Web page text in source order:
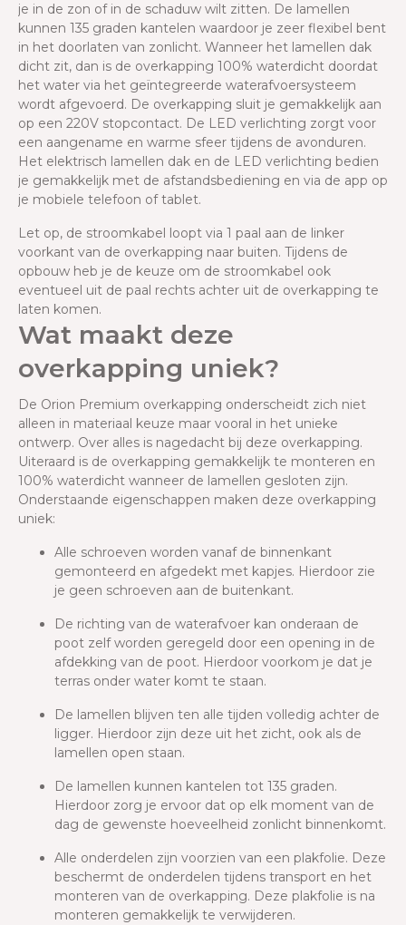
je in de zon of in de schaduw wilt zitten. De lamellen
kunnen 135 graden kantelen waardoor je zeer flexibel bent
in het doorlaten van zonlicht. Wanneer het lamellen dak
dicht zit, dan is de overkapping 100% waterdicht doordat
het water via het geïntegreerde waterafvoersysteem
wordt afgevoerd. De overkapping sluit je gemakkelijk aan
op een 220V stopcontact. De LED verlichting zorgt voor
een aangename en warme sfeer tijdens de avonduren.
Het elektrisch lamellen dak en de LED verlichting bedien
je gemakkelijk met de afstandsbediening en via de app op
je mobiele telefoon of tablet.
Let op, de stroomkabel loopt via 1 paal aan de linker
voorkant van de overkapping naar buiten. Tijdens de
opbouw heb je de keuze om de stroomkabel ook
eventueel uit de paal rechts achter uit de overkapping te
laten komen.
Wat maakt deze
overkapping uniek?
De Orion Premium overkapping onderscheidt zich niet
alleen in materiaal keuze maar vooral in het unieke
ontwerp. Over alles is nagedacht bij deze overkapping.
Uiteraard is de overkapping gemakkelijk te monteren en
100% waterdicht wanneer de lamellen gesloten zijn.
Onderstaande eigenschappen maken deze overkapping
uniek:
Alle schroeven worden vanaf de binnenkant
gemonteerd en afgedekt met kapjes. Hierdoor zie
je geen schroeven aan de buitenkant.
De richting van de waterafvoer kan onderaan de
poot zelf worden geregeld door een opening in de
afdekking van de poot. Hierdoor voorkom je dat je
terras onder water komt te staan.
De lamellen blijven ten alle tijden volledig achter de
ligger. Hierdoor zijn deze uit het zicht, ook als de
lamellen open staan.
De lamellen kunnen kantelen tot 135 graden.
Hierdoor zorg je ervoor dat op elk moment van de
dag de gewenste hoeveelheid zonlicht binnenkomt.
Alle onderdelen zijn voorzien van een plakfolie. Deze
beschermt de onderdelen tijdens transport en het
monteren van de overkapping. Deze plakfolie is na
monteren gemakkelijk te verwijderen.